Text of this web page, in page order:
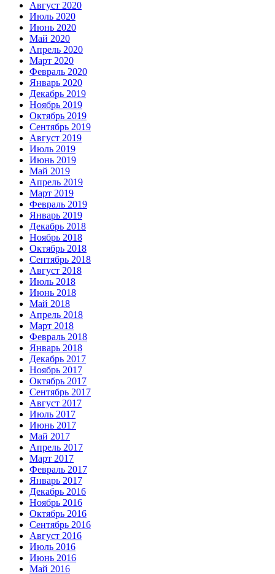
Август 2020
Июль 2020
Июнь 2020
Май 2020
Апрель 2020
Март 2020
Февраль 2020
Январь 2020
Декабрь 2019
Ноябрь 2019
Октябрь 2019
Сентябрь 2019
Август 2019
Июль 2019
Июнь 2019
Май 2019
Апрель 2019
Март 2019
Февраль 2019
Январь 2019
Декабрь 2018
Ноябрь 2018
Октябрь 2018
Сентябрь 2018
Август 2018
Июль 2018
Июнь 2018
Май 2018
Апрель 2018
Март 2018
Февраль 2018
Январь 2018
Декабрь 2017
Ноябрь 2017
Октябрь 2017
Сентябрь 2017
Август 2017
Июль 2017
Июнь 2017
Май 2017
Апрель 2017
Март 2017
Февраль 2017
Январь 2017
Декабрь 2016
Ноябрь 2016
Октябрь 2016
Сентябрь 2016
Август 2016
Июль 2016
Июнь 2016
Май 2016